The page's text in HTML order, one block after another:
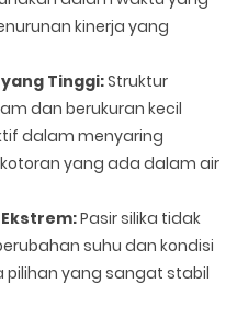
kinerja yang
Tinggi:Struktur
dan berukuran kecil
dalam menyaring
yang ada dalam air
Pasir silika tidak
suhu dan kondisi
pilihan yang sangat stabil